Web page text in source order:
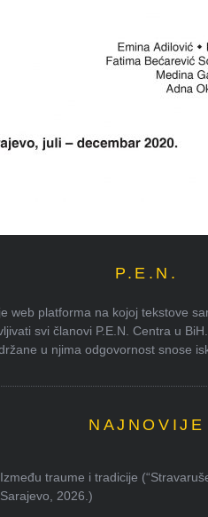
P.E.N.
web platforma na kojoj tekstove
svi članovi P.E.N. Centra u
u njima odgovornost snose
NAJNOVIJE
Između traume i tradicije
Sarajevo, 2026.)